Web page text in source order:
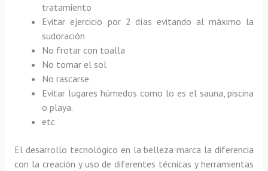
tratamiento
Evitar ejercicio por 2 días evitando al máximo la
sudoración
No frotar con toalla
No tomar el sol
No rascarse
Evitar lugares húmedos como lo es el sauna, piscina
o playa.
etc
El desarrollo tecnológico en la belleza marca la diferencia
con la creación y uso de diferentes técnicas y herramientas